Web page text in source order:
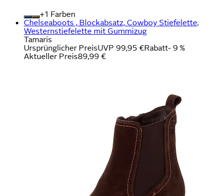
+
Farben
Chelseaboots , Blockabsatz, Cowboy Stiefelette,
Westernstiefelette mit Gummizug
Tamaris
Ursprünglicher PreisUVP 99,95 €Rabatt- 9 %
Aktueller Preis89,99 €